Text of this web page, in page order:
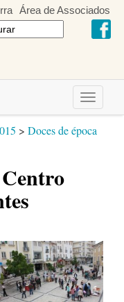
Área de Associados
Toggle
> Doces de época